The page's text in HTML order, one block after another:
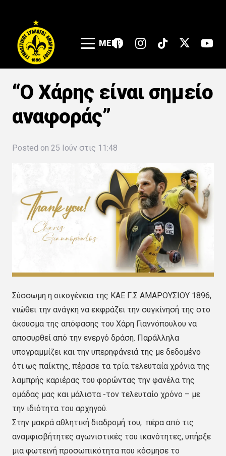
MENU
“Ο Χάρης είναι σημείο
αναφοράς”
Posted on 25 Ιούν στις 11:48
Σύσσωμη η οικογένεια της ΚΑΕ Γ.Σ ΑΜΑΡΟΥΣΙΟΥ 1896,
νιώθει την ανάγκη να εκφράζει την συγκίνησή της στο
άκουσμα της απόφασης του Χάρη Γιαννόπουλου να
αποσυρθεί από την ενεργό δράση. Παράλληλα
υπογραμμίζει και την υπερηφάνειά της με δεδομένο
ότι ως παίκτης, πέρασε τα τρία τελευταία χρόνια της
λαμπρής καριέρας του φορώντας την φανέλα της
ομάδας μας και μάλιστα -τον τελευταίο χρόνο – με
την ιδιότητα του αρχηγού.
Στην μακρά αθλητική διαδρομή του, πέρα από τις
αναμφισβήτητες αγωνιστικές του ικανότητες, υπήρξε
μια φωτεινή προσωπικότητα που κόσμησε το